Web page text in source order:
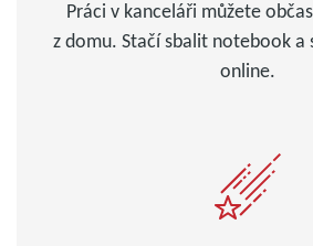
Práci v kanceláři můžete
z domu. Stačí sbalit notebook a
online.